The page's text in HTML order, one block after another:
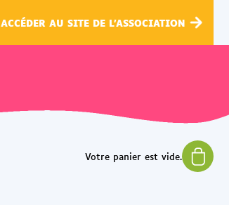
ACCÉDER AU SITE DE L'ASSOCIATION